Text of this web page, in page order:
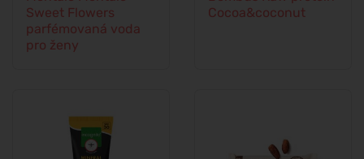
Sweet Flowers
parfémovaná voda
pro ženy
Cocoa&coconut